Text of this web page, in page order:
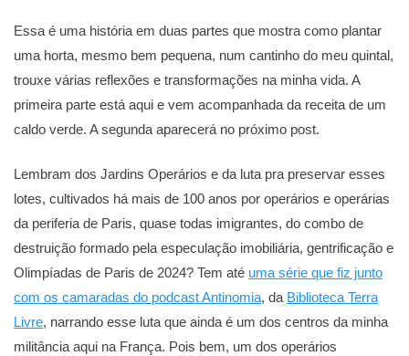
Essa é uma história em duas partes que mostra como plantar
uma horta, mesmo bem pequena, num cantinho do meu quintal,
trouxe várias reflexões e transformações na minha vida. A
primeira parte está aqui e vem acompanhada da receita de um
caldo verde. A segunda aparecerá no próximo post.
Lembram dos Jardins Operários e da luta pra preservar esses
lotes, cultivados há mais de 100 anos por operários e operárias
da periferia de Paris, quase todas imigrantes, do combo de
destruição formado pela especulação imobiliária, gentrificação e
Olimpíadas de Paris de 2024? Tem até uma série que fiz junto
com os camaradas do podcast Antinomia, da Biblioteca Terra
Livre, narrando esse luta que ainda é um dos centros da minha
militância aqui na França. Pois bem, um dos operários